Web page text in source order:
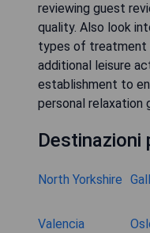
reviewing guest
quality. Also look
types of treatment
additional leisure
establishment to
personal relaxation
Destinazioni
North Yorkshire
Valencia